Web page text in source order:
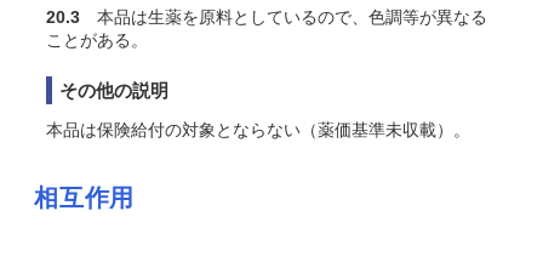
20.3 本品は生薬を原料としているので、色調等が異なる
ことがある。
その他の説明
本品は保険給付の対象とならない（薬価基準未収載）。
相互作用